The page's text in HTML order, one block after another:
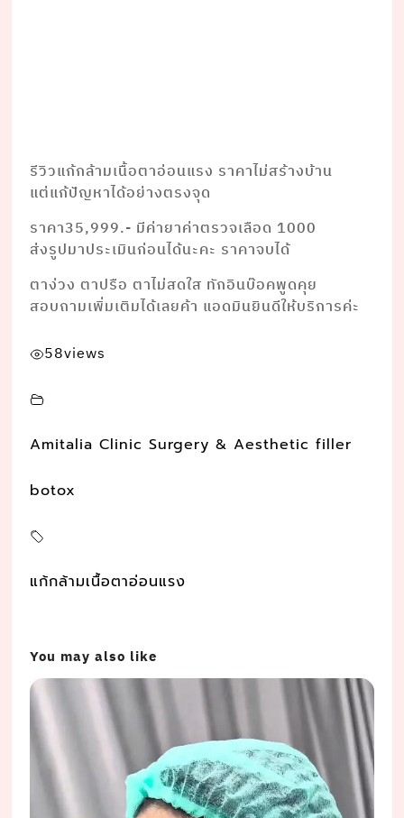
รีวิวแก้กล้ามเนื้อตาอ่อนแรง ราคาไม่สร้างบ้าน
แต่แก้ปัญหาได้อย่างตรงจุด
ราคา35,999.- มีค่ายาค่าตรวจเลือด 1000
ส่งรูปมาประเมินก่อนได้นะคะ ราคาจบได้
ตาง่วง ตาปรือ ตาไม่สดใส ทักอินบ๊อคพูดคุย
สอบถามเพิ่มเติมได้เลยค้า แอดมินยินดีให้บริการค่ะ
58views
Amitalia Clinic Surgery & Aesthetic filler
botox
แก้กล้ามเนื้อตาอ่อนแรง
You may also like